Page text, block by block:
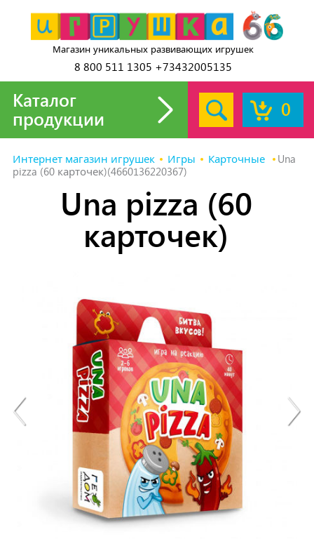
Магазин уникальных развивающих игрушек
8 800 511 1305 +73432005135
0
Каталог
продукции
Интернет магазин игрушек Игры Карточные
Una
pizza (60 карточек)(4660136220367)
Una pizza (60
карточек)